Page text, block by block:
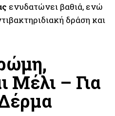
ενυδατώνει βαθιά, ενώ
δράση και
Μέλι – Για